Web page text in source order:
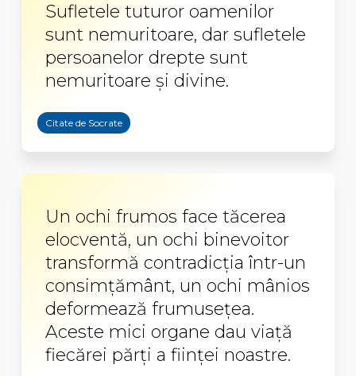
Sufletele tuturor oamenilor
sunt nemuritoare, dar sufletele
persoanelor drepte sunt
nemuritoare şi divine.
Citate de Socrate
Un ochi frumos face tăcerea
elocventă, un ochi binevoitor
transformă contradicţia într-un
consimţământ, un ochi mânios
deformează frumuseţea.
Aceste mici organe dau viaţă
fiecărei părţi a fiinţei noastre.